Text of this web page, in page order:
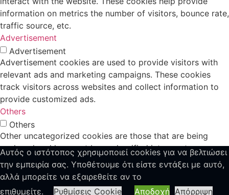
Αυτός ο ιστότοπος χρησιμοποιεί cookies για να βελτιώσει
την εμπειρία σας. Υποθέτουμε ότι είστε εντάξει με αυτό,
αλλά μπορείτε να εξαιρεθείτε αν το
επιθυμείτε.
Ρυθμίσεις Cookie Αποδοχή Απόρριψη
information on metrics the number of visitors, bounce rate,
traffic source, etc.
Advertisement
Advertisement
Advertisement cookies are used to provide visitors with
relevant ads and marketing campaigns. These cookies
track visitors across websites and collect information to
provide customized ads.
Others
Others
Other uncategorized cookies are those that are being
analyzed and have not been classified into a category as
SAVE & ACCEPT
×